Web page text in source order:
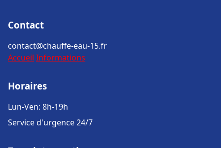
Contact
contact@chauffe-eau-15.fr
Accueil Informations
Horaires
Lun-Ven: 8h-19h
Service d'urgence 24/7